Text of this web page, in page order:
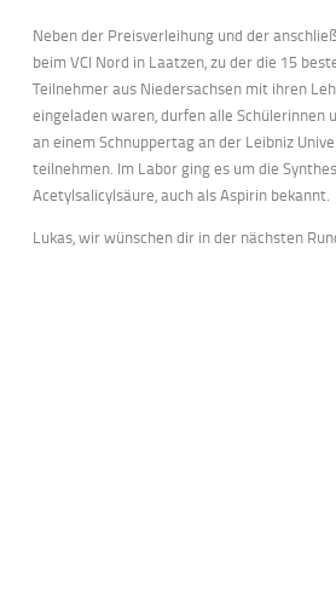
Neben der Preisverleihung und der
beim VCI Nord in Laatzen, zu der die 15
Teilnehmer aus Niedersachsen mit ihren
eingeladen waren, durfen alle Schülerinnen
an einem Schnuppertag an der Leibniz
teilnehmen. Im Labor ging es um die
Acetylsalicylsäure, auch als Aspirin bekannt.
Lukas, wir wünschen dir in der nächsten